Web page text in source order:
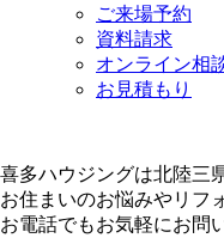
ご来場予約
資料請求
オンライン相
お見積もり
喜多ハウジングは北陸三
お住まいのお悩みやリフ
お電話でもお気軽にお問